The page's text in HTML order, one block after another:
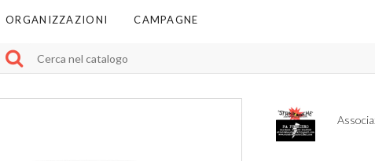
ORGANIZZAZIONI CAMPAGNE